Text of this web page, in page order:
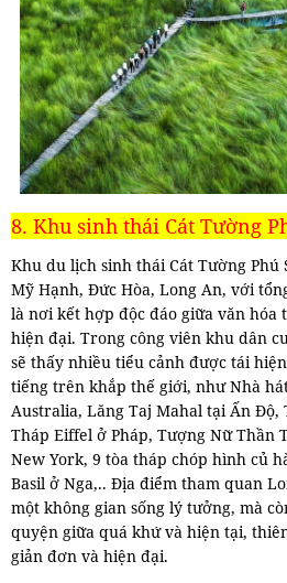
8. Khu sinh thái Cát Tường
Khu du lịch sinh thái Cát Tường Phú
Mỹ Hạnh, Đức Hòa, Long An, với
là nơi kết hợp độc đáo giữa văn hóa
hiện đại. Trong công viên khu dân
sẽ thấy nhiều tiểu cảnh được tái
tiếng trên khắp thế giới, như Nhà
Australia, Lăng Taj Mahal tại Ấn Độ,
Tháp Eiffel ở Pháp, Tượng Nữ Thần
New York, 9 tòa tháp chóp hình củ
Basil ở Nga,.. Địa điểm tham quan
một không gian sống lý tưởng, mà
quyện giữa quá khứ và hiện tại,
giản đơn và hiện đại.